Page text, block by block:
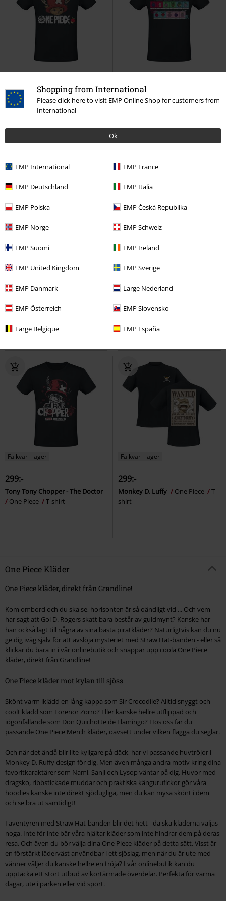
Shopping from International
Please click here to visit EMP Online Shop for customers from
International
Ok
EMP International EMP France
EMP Deutschland EMP Italia
EMP Polska EMP Česká Republika
EMP Norge EMP Schweiz
EMP Suomi EMP Ireland
EMP United Kingdom EMP Sverige
EMP Danmark Large Nederland
EMP Österreich EMP Slovensko
Large Belgique EMP España
299:-
Chopper One Piece T-shirt
299:-
One Piece
Få kvar i lager
299:-
%
239:-
Få kvar i lager
299:-
Tony Tony Chopper - The Doctor
One Piece
T-shirt
Få kvar i lager
299:-
Monkey D. Luffy One Piece
T-
shirt
One Piece Kläder
One Piece kläder, direkt från Grandline!
Kom ombord och du ska se, horisonten är så oändligt vid ... Och vem
har sagt att Gol D. Rogers skatt bara består av guldmynt? Kanske har
han också lagt till några av sina bästa piratkläder? Naturligtvis kan du nu
ge dig iväg själv för att avslöja mysteriet med Straw Hat-banden - eller så
klickar du bara in i vår onlinebutik och snappar upp coola One Piece
kläder, direkt från Grandline!
One Piece kläder mot kylan till sjöss
Skönt varm iklädd en lång kappa som Sir Crocodile? Alltid snyggt och
coolt klädd som Lorenor Zorro? Eller kanske hellre utflippad och
iögonfallande som Don Quichotte de Flamingo? Hos oss får du
passande One Piece Merch kläder, oavsett under vilken flagga du seglar.
Och när det ändå blir lite kyligare på däck, har vi passande huvtröjor i
Monkey D. Ruffy design för dig. Men även många andra motiv kring dina
favoritkaraktärer som Nami, Sanji och Lysop väntar på dig. Huvor med
dragsko, ribbstickade muddar och praktiska kängurufickor gör våra
hoodies kanske inte direkt sjödugliga, men du kan mysa skönt i dem
och se bra ut samtidigt!
I äventyren med Straw Hat-banden blir det hett - då ska kläderna väljas
noga. Inte för inte bär våra hjältar kläder som inte hindrar dem på deras
resa. Och även du bör välja dina One Piece kläder på detta sätt. Visst är
en förstärkt läderväst användbar i ett sjöslag, men när du är ute med
vänner väljer du kanske hellre en tröja? I vår onlinebutik kan du
upptäcka ett stort utbud av kortärmade överdelar. Perfekta för varma
dagar, ute i parken eller vid sport.